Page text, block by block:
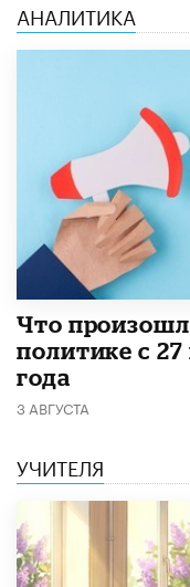
АНАЛИТИКА
​Что
политике с
года
3 АВГУСТА
УЧИТЕЛЯ